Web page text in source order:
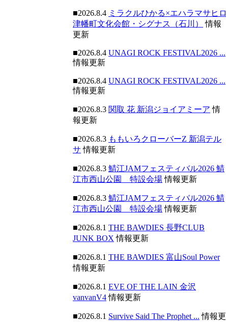
■2026.8.4 ミラクルひかる×エハラマサヒロ
津幡町文化会館・シグナス（石川）
情報
更新
■2026.8.4 UNAGI ROCK FESTIVAL2026 ...
情報更新
■2026.8.4 UNAGI ROCK FESTIVAL2026 ...
情報更新
■2026.8.3 関取 花 新潟ジョイアミーア 情
報更新
■2026.8.3 ももいろクローバーZ 新潟テル
サ 情報更新
■2026.8.3 鯖江JAMフェスティバル2026 鯖
江市西山公園 特設会場情報更新
■2026.8.3 鯖江JAMフェスティバル2026 鯖
江市西山公園 特設会場情報更新
■2026.8.1 THE BAWDIES 長野CLUB
JUNK BOX 情報更新
■2026.8.1 THE BAWDIES 富山Soul Power
情報更新
■2026.8.1 EVE OF THE LAIN 金沢
vanvanV4情報更新
■2026.8.1 Survive Said The Prophet ... 情報更